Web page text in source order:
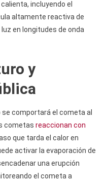
incluyendo el
altamente reactiva de
en longitudes de onda
y
comportará el cometa al
cometas reaccionan con
que tarda el calor en
activar la evaporación de
una erupción
el cometa a